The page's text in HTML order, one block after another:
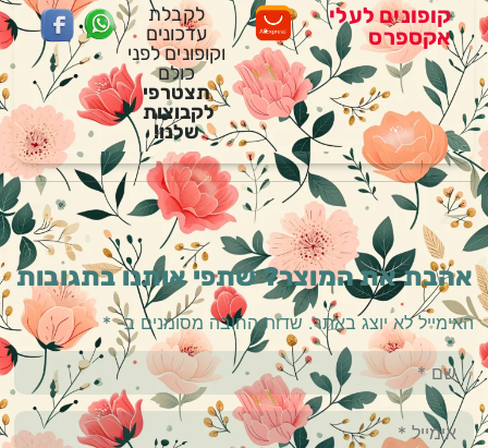
לקבלת
עדכונים
וקופונים לפני
כולם
תצטרפי
לקבוצות
שלנו!
קופונים לעלי
אקספרס
אהבת את המוצר? שתפי אותנו בתגובות
האימייל לא יוצג באתר. שדות החובה מסומנים ב-*